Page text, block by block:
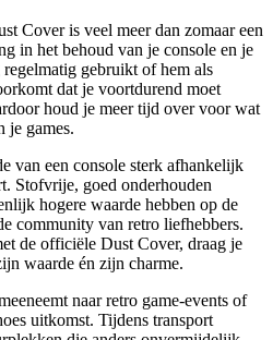
Cover is veel meer dan zomaar een
in het behoud van je console en je
gebruikt of hem als
dat je voortdurend moet
houd je meer tijd over voor wat
je games.
van een console sterk afhankelijk
Stofvrije, goed onderhouden
hogere waarde hebben op de
community van retro liefhebbers.
de officiële Dust Cover, draag je
waarde én zijn charme.
naar retro game-events of
uitkomst. Tijdens transport